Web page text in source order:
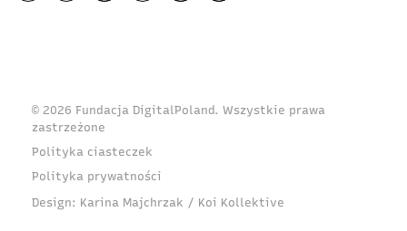
© 2026 Fundacja DigitalPoland. Wszystkie prawa
zastrzeżone
Polityka ciasteczek
Polityka prywatności
Design: Karina Majchrzak / Koi Kollektive